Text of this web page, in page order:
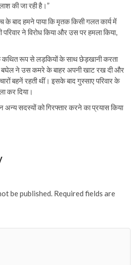
की जा रही है।”
के बाद हमने पाया कि मृतक किसी गलत कार्य में
ने विरोध किया और उस पर हमला किया,
कथित रूप से लड़कियों के साथ छेड़खानी करता
बघेल ने उस कमरे के बाहर अपनी खाट रख दी और
बहनें रहती थीं। इसके बाद गुस्साए परिवार के
कर दिया।
अन्य सदस्यों को गिरफ्तार करने का प्रयास किया
be published. Required fields are